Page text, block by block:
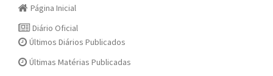
Página Inicial
Diário Oficial
Últimos Diários Publicados
Últimas Matérias Publicadas